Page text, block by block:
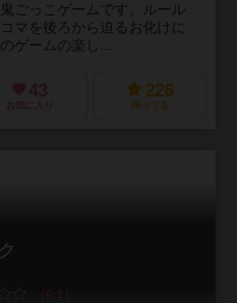
ごっこゲームです。ルール
マを後ろから迫るお化けに
ゲームの楽し...
43
お気に入り
226
持ってる
6.1